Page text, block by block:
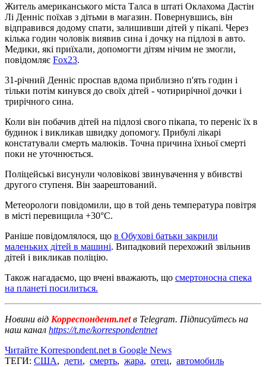
Житель американського міста Талса в штаті Оклахома Дастін
Лі Денніс поїхав з дітьми в магазин. Повернувшись, він
відправився додому спати, залишивши дітей у пікапі. Через
кілька годин чоловік виявив сина і дочку на підлозі в авто.
Медики, які приїхали, допомогти дітям нічим не змогли,
повідомляє Fox23.
31-річний Денніс проспав вдома приблизно п'ять годин і
тільки потім кинувся до своїх дітей - чотирирічної дочки і
трирічного сина.
Коли він побачив дітей на підлозі свого пікапа, то переніс їх в
будинок і викликав швидку допомогу. Прибулі лікарі
констатували смерть малюків. Точна причина їхньої смерті
поки не уточнюється.
Поліцейські висунули чоловікові звинувачення у вбивстві
другого ступеня. Він заарештований.
Метеорологи повідомили, що в той день температура повітря
в місті перевищила +30°C.
Раніше повідомлялося, що в Обухові батьки закрили
маленьких дітей в машині. Випадковий перехожий звільнив
дітей і викликав поліцію.
Також нагадаємо, що вчені вважають, що смертоносна спека
на планеті посилиться.
Новини від Корреспондент.netв Telegram. Підписуйтесь на
наш канал https://t.me/korrespondentnet
Читайте Korrespondent.net в Google News
ТЕГИ: США, дети, смерть, жара, отец, автомобиль